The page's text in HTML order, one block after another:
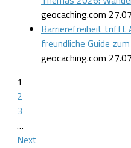
geocaching.com
Barrierefreiheit trifft
freundliche Guide
geocaching.com
1
2
3
…
Next